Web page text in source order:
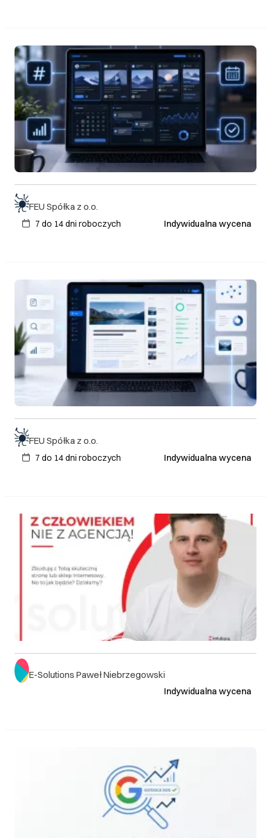
FEU Spółka z o.o.
7 do 14 dni roboczych Indywidualna wycena
FEU Spółka z o.o.
7 do 14 dni roboczych Indywidualna wycena
E-Solutions Paweł Niebrzegowski
Indywidualna wycena